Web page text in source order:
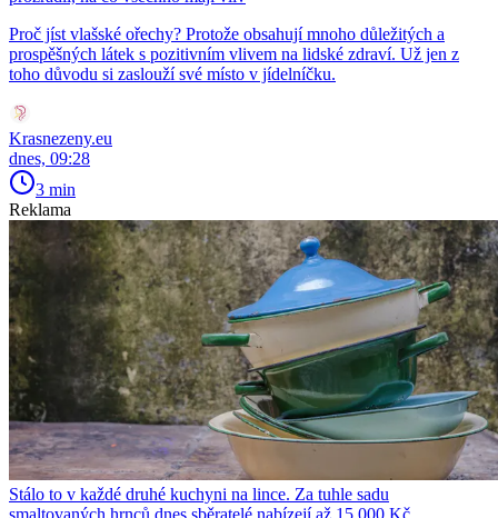
Proč jíst vlašské ořechy? Protože obsahují mnoho důležitých a
prospěšných látek s pozitivním vlivem na lidské zdraví. Už jen z
toho důvodu si zaslouží své místo v jídelníčku.
Krasnezeny.eu
dnes, 09:28
3 min
Reklama
Stálo to v každé druhé kuchyni na lince. Za tuhle sadu
smaltovaných hrnců dnes sběratelé nabízejí až 15 000 Kč